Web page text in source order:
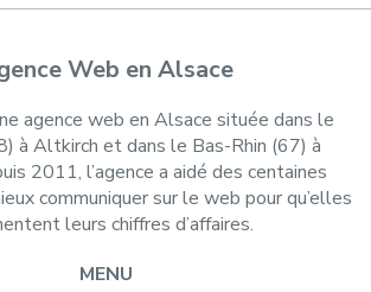
Web en Alsace
agence web en Alsace située dans le
à Altkirch et dans le Bas-Rhin (67) à
2011, l’agence a aidé des centaines
communiquer sur le web pour qu’elles
leurs chiffres d’affaires.
MENU